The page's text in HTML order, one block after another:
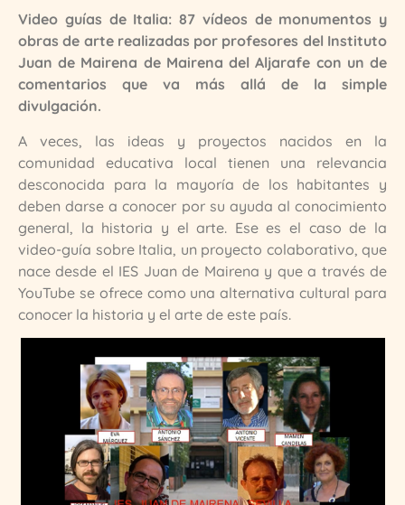
Video guías de Italia: 87 vídeos de monumentos y
obras de arte realizadas por profesores del Instituto
Juan de Mairena de Mairena del Aljarafe con un de
comentarios que va más allá de la simple
divulgación.
A veces, las ideas y proyectos nacidos en la
comunidad educativa local tienen una relevancia
desconocida para la mayoría de los habitantes y
deben darse a conocer por su ayuda al conocimiento
general, la historia y el arte. Ese es el caso de la
video-guía sobre Italia, un proyecto colaborativo, que
nace desde el IES Juan de Mairena y que a través de
YouTube se ofrece como una alternativa cultural para
conocer la historia y el arte de este país.